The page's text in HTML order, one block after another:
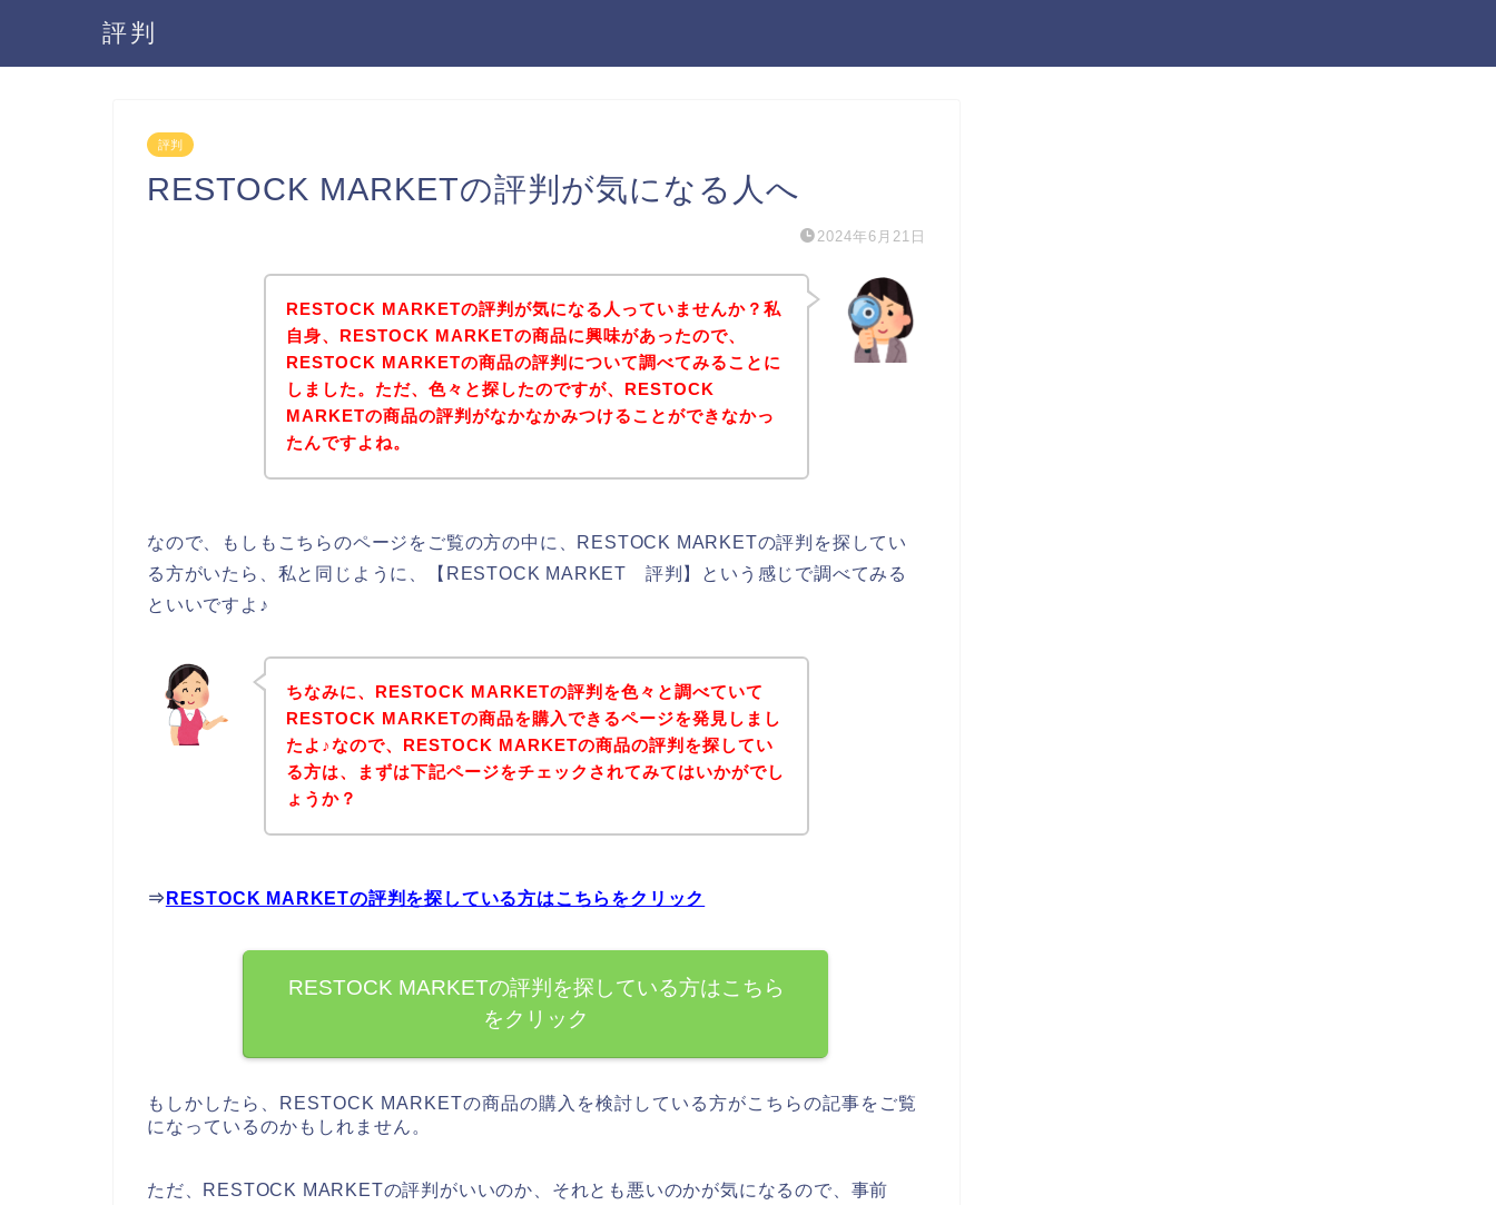
評判
評判
RESTOCK MARKETの評判が気になる人へ
2024年6月21日
RESTOCK MARKETの評判が気になる人っていませんか？私
自身、RESTOCK MARKETの商品に興味があったので、
RESTOCK MARKETの商品の評判について調べてみることに
しました。ただ、色々と探したのですが、RESTOCK
MARKETの商品の評判がなかなかみつけることができなかっ
たんですよね。
なので、もしもこちらのページをご覧の方の中に、RESTOCK MARKETの評判を探してい
る方がいたら、私と同じように、【RESTOCK MARKET 評判】という感じで調べてみる
といいですよ♪
ちなみに、RESTOCK MARKETの評判を色々と調べていて
RESTOCK MARKETの商品を購入できるページを発見しまし
たよ♪なので、RESTOCK MARKETの商品の評判を探してい
る方は、まずは下記ページをチェックされてみてはいかがでし
ょうか？
⇒ RESTOCK MARKETの評判を探している方はこちらをクリック
RESTOCK MARKETの評判を探している方はこちら
をクリック
もしかしたら、RESTOCK MARKETの商品の購入を検討している方がこちらの記事をご覧
になっているのかもしれません。
ただ、RESTOCK MARKETの評判がいいのか、それとも悪いのかが気になるので、事前